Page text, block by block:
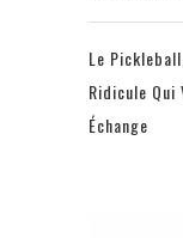
Le
Ridicule Qui
Échange